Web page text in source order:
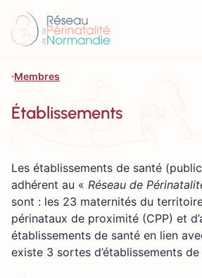
Membres
Établissements
Les établissements de santé
adhérent au « Réseau de
sont : les 23 maternités du
périnataux de proximité (CPP) et
établissements de santé en lien
existe 3 sortes d’établissements